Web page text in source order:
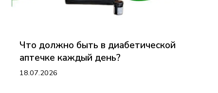
Что должно быть в диабетической
аптечке каждый день?
18.07.2026